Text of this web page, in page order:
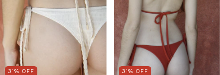
31% OFF 31% OFF